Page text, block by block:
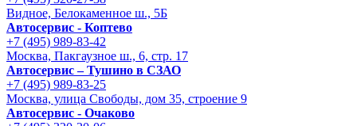
Видное, Белокаменное ш., 5Б
Автосервис - Коптево
+7 (495) 989-83-42
Москва, Пакгаузное ш., 6, стр. 17
Автосервис – Тушино в СЗАО
+7 (495) 989-83-25
Москва, улица Свободы, дом 35, строение 9
Автосервис - Очаково